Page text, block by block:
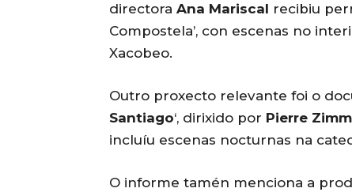
directora Ana Mariscal recibiu
Compostela’, con escenas no
Xacobeo.
Outro proxecto relevante foi o
Santiago‘, dirixido por Pierre
incluíu escenas nocturnas na
O informe tamén menciona a